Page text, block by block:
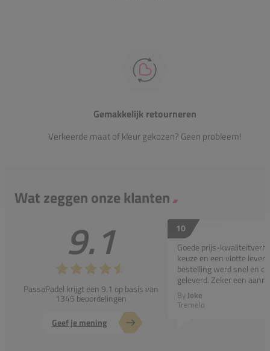
Gemakkelijk retourneren
Verkeerde maat of kleur gekozen? Geen probleem!
Wat zeggen onze klanten
9.1
PassaPadel krijgt een 9.1 op basis van
1345 beoordelingen
Geef je mening
10
Goede prijs-
keuze en een vlotte
bestelling werd snel en
geleverd. Zeker een
By Joke
Tremelo